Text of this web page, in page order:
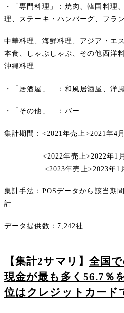
・「専門料理」：焼肉、韓国料理
理、ステーキ・ハンバーグ、フラ
中華料理、海鮮料理、アジア・エ
本食、しゃぶしゃぶ、その他西洋料
沖縄料理
・「居酒屋」 ：和風居酒屋、洋
・「その他」 ：バー
集計期間：<2021年売上>2021年4
<2022年売上>2022年1月1
<2023年売上>2023年1月1
集計手法：POSデータから該当期
計
データ提供数：7,242社
【集計2サマリ】 全国
現金が最も多く56.7％
位はクレジットカード